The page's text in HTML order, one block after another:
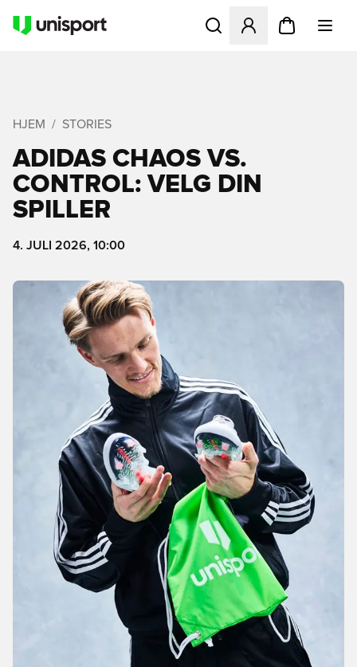
Åpner en Modal for å
HJEM STORIES
ADIDAS CHAOS VS.
CONTROL: VELG DIN
SPILLER
4. JULI 2026, 10:00